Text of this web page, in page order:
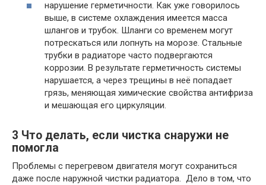
нарушение герметичности. Как уже говорилось
выше, в системе охлаждения имеется масса
шлангов и трубок. Шланги со временем могут
потрескаться или лопнуть на морозе. Стальные
трубки в радиаторе часто подвергаются
коррозии. В результате герметичность системы
нарушается, а через трещины в неё попадает
грязь, меняющая химические свойства антифриза
и мешающая его циркуляции.
3 Что делать, если чистка снаружи не
помогла
Проблемы с перегревом двигателя могут сохраниться
даже после наружной чистки радиатора. Дело в том, что